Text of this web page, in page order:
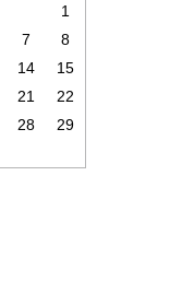
1
7
8
14
15
21
22
28
29